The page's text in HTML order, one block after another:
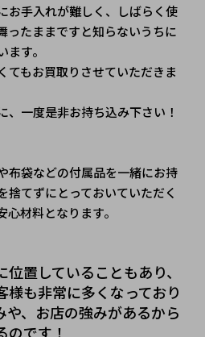
お手入れが難しく、しばらく使
ったままですと知らないうちに
す。
てもお買取りさせていただきま
、一度是非お持ち込み下さい！
布袋などの付属品を一緒にお持
捨てずにとっておいていただく
材料となります。
置していることもあり、
様も非常に多くなっており
や、お店の強みがあるから
のです！